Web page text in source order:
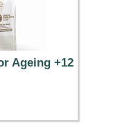
Ageing +12